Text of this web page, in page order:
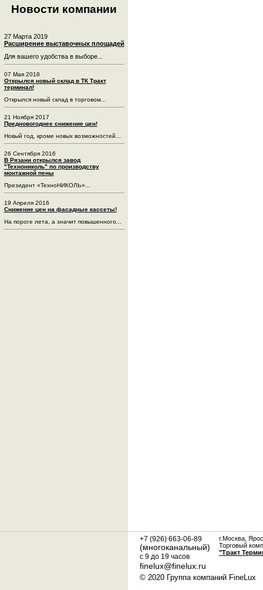
Новости компании
27 Марта 2019
Расширение выставочных площадей
Для вашего удобства в выборе...
07 Мая 2018
Открылся новый склад в ТК Тракт
терминал!
Открылся новый склад в торговом...
21 Ноября 2017
Предновогоднее снижение цен!
Новый год, кроме новых возможностей...
26 Сентября 2016
В Рязани открылся завод
"Технониколь" по производству
монтажной пены
Президент «ТехноНИКОЛЬ»...
19 Апреля 2016
Снижение цен на фасадные кассеты!
На пороге лета, а значит повышенного...
+7 (926) 663-06-89
(многоканальный)
с 9 до 19 часов
finelux@finelux.ru
г.Москва,
Торговый
"Тракт
© 2020 Группа компаний FineLux